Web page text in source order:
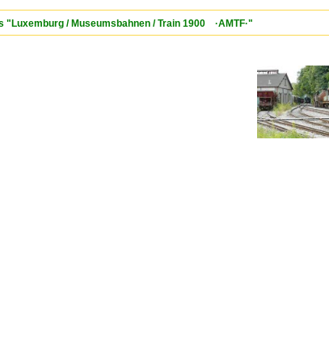
"Luxemburg / Museumsbahnen / Train 1900 ·AMTF·"